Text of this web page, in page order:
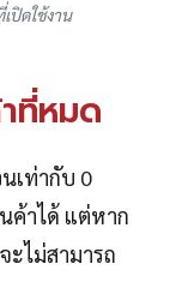
ปิดใช้งาน
ที่หมด
เท่ากับ 0
ค้าได้ แต่หาก
ไม่สามารถ